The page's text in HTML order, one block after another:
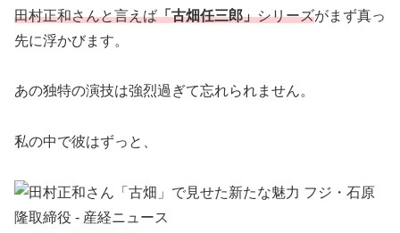
田村正和さんと言えば「古畑任三郎」シリーズがまず真っ
先に浮かびます。
あの独特の演技は強烈過ぎて忘れられません。
私の中で彼はずっと、